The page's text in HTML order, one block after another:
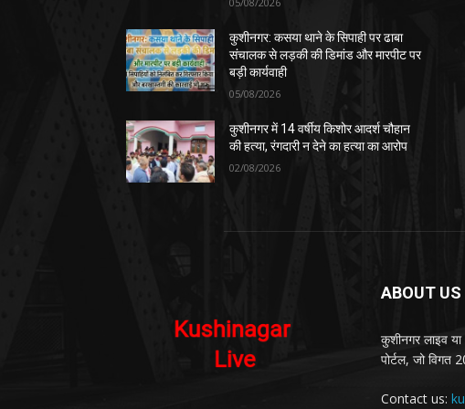
कुशीनगर: कसया थाने के सिपाही पर ढाबा
संचालक से लड़की की डिमांड और मारपीट पर
बड़ी कार्यवाही
05/08/2026
कुशीनगर में 14 वर्षीय किशोर आदर्श चौहान
की हत्या, रंगदारी न देने का हत्या का आरोप
02/08/2026
ABOUT US
कुशीनगर लाइव
पोर्टल, जो
Contact us: